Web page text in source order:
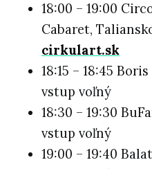
18:00 – 19:00
Cabaret,
cirkulart.sk
18:15 – 18:45
vstup voľný
18:30 – 19:30
vstup voľný
19:00 – 19:40